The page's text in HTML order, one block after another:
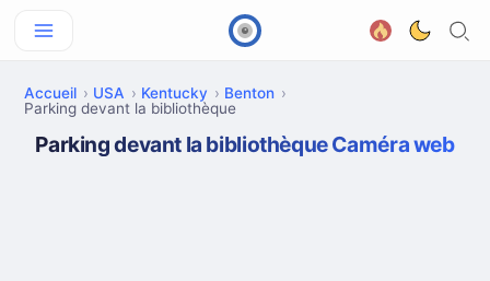
Accueil USA Kentucky
Benton
Parking devant la bibliothèque
Parking devant la bibliothèque Caméra web